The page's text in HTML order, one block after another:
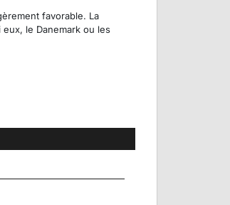
favorable. La
le Danemark ou les